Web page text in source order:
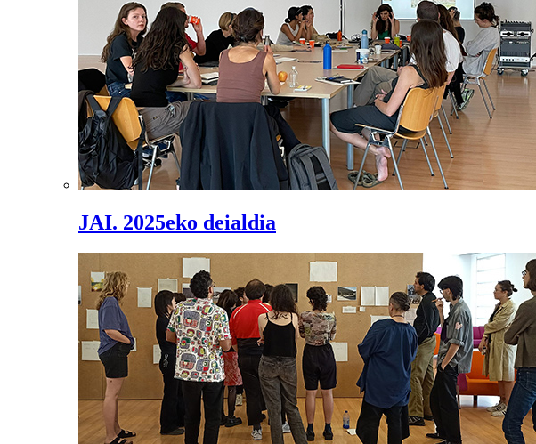
JAI. 2025eko deialdia